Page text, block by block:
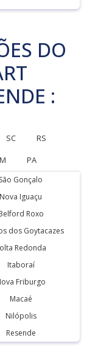
DO
:
SC
RS
PA
São Gonçalo
Nova Iguaçu
Roxo
dos Goytacazes
Redonda
Itaboraí
Friburgo
Macaé
Nilópolis
Resende